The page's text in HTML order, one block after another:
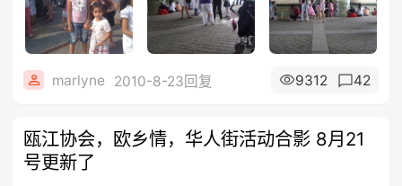
marlyne 2010-8-23回复 9312 42
瓯江协会，欧乡情，华人街活动合影 8月21
号更新了